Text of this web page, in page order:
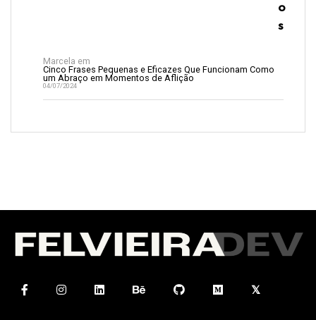
o
s
Marcela em
Cinco Frases Pequenas e Eficazes Que Funcionam Como
um Abraço em Momentos de Aflição
04/07/2024